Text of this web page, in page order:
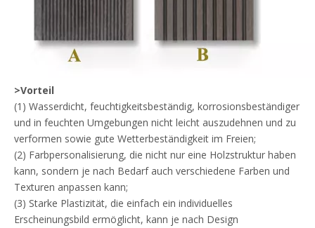
>Vorteil
(1) Wasserdicht, feuchtigkeitsbeständig, korrosionsbeständiger
und in feuchten Umgebungen nicht leicht auszudehnen und zu
verformen sowie gute Wetterbeständigkeit im Freien;
(2) Farbpersonalisierung, die nicht nur eine Holzstruktur haben
kann, sondern je nach Bedarf auch verschiedene Farben und
Texturen anpassen kann;
(3) Starke Plastizität, die einfach ein individuelles
Erscheinungsbild ermöglicht, kann je nach Design